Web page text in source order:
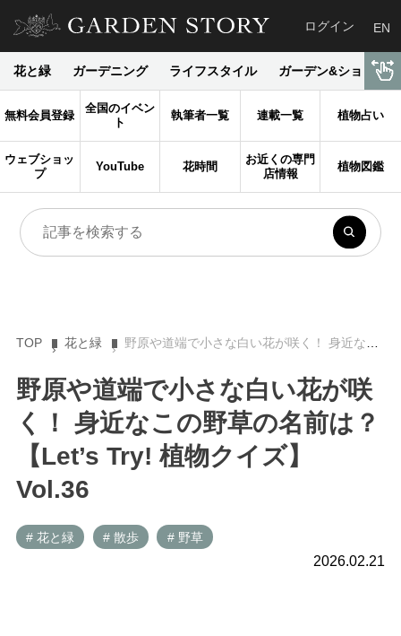
ログイン EN
花と緑 ガーデニング ライフスタイル ガーデン&ショップ
無料会員登録
全国のイベン
ト
執筆者一覧 連載一覧 植物占い
ウェブショッ
プ
YouTube 花時間
お近くの専門
店情報
植物図鑑
TOP 花と緑 野原や道端で小さな白い花が咲く！ 身近なこの野草の名前は？【Let’s Try! 植物クイズ】Vol.36
野原や道端で小さな白い花が咲
く！ 身近なこの野草の名前は？
【Let’s Try! 植物クイズ】
Vol.36
# 花と緑 # 散歩 # 野草
2026.02.21